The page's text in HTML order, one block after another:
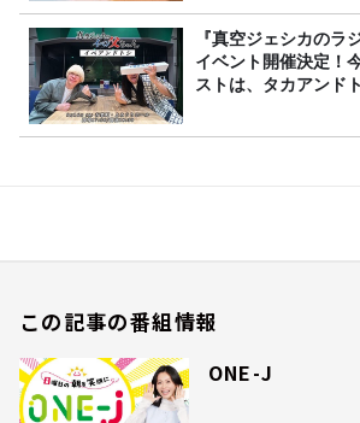
『真空ジェシカのラ
イベント開催決定！
ストは、タカアンド
この記事の番組情報
ONE-J